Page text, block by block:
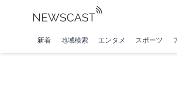
新着 地域検索 エンタメ スポーツ